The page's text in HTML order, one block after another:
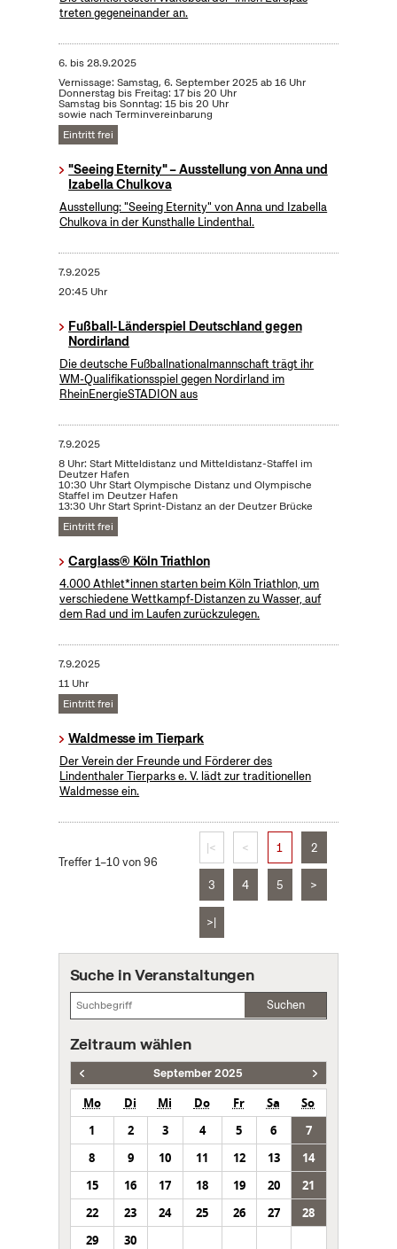
treten gegeneinander an.
6. bis28.9.2025
Vernissage: Samstag, 6. September 2025 ab 16 Uhr
Donnerstag bis Freitag: 17 bis 20 Uhr
Samstag bis Sonntag: 15 bis 20 Uhr
sowie nach Terminvereinbarung
Eintritt frei
"Seeing Eternity" – Ausstellung von Anna und
Izabella Chulkova
Ausstellung: "Seeing Eternity" von Anna und Izabella
Chulkova in der Kunsthalle Lindenthal.
7.9.2025
20:45 Uhr
Fußball-Länderspiel Deutschland gegen
Nordirland
Die deutsche Fußballnationalmannschaft trägt ihr
WM-Qualifikationsspiel gegen Nordirland im
RheinEnergieSTADION aus
7.9.2025
8 Uhr: Start Mitteldistanz und Mitteldistanz-Staffel im
Deutzer Hafen
10:30 Uhr Start Olympische Distanz und Olympische
Staffel im Deutzer Hafen
13:30 Uhr Start Sprint-Distanz an der Deutzer Brücke
Eintritt frei
Carglass® Köln Triathlon
4.000 Athlet*innen starten beim Köln Triathlon, um
verschiedene Wettkampf-Distanzen zu Wasser, auf
dem Rad und im Laufen zurückzulegen.
7.9.2025
11 Uhr
Eintritt frei
Waldmesse im Tierpark
Der Verein der Freunde und Förderer des
Lindenthaler Tierparks e. V. lädt zur traditionellen
Waldmesse ein.
Treffer 1–10 von 96
|< < 1 2
3 4 5 >
>|
Suche in Veranstaltungen
Suchen
Zeitraum wählen
September 2025
Mo Di Mi Do Fr Sa
So
1
2 3 4 5 6
7
8
9 10 11 12 13
14
15
16 17 18 19 20
21
22
23 24 25 26 27
28
29
30